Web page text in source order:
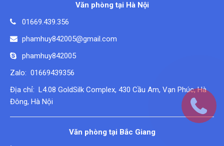
Văn phòng tại Hà Nội
01669.439.356
phamhuy842005@gmail.com
phamhuy842005
Zalo: 01669439356
Địa chỉ: L4.08 GoldSilk Complex, 430 Cầu Am, Vạn Phúc, Hà
Đông, Hà Nội
Văn phòng tại Bắc Giang